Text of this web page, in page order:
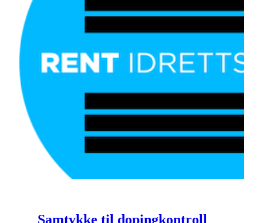
Samtykke til dopingkontroll